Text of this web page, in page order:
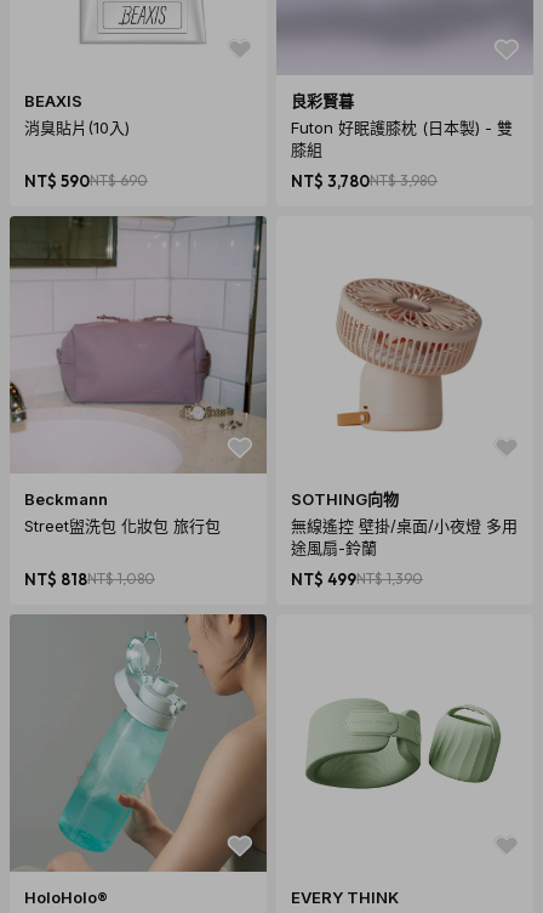
BEAXIS
消臭貼片(10入)
NT$ 590NT$ 690
良彩賢暮
Futon 好眠護膝枕 (日本製) - 雙
膝組
NT$ 3,780NT$ 3,980
Beckmann
Street盥洗包 化妝包 旅行包
NT$ 818NT$ 1,080
SOTHING向物
無線遙控 壁掛/桌面/小夜燈 多用
途風扇-鈴蘭
NT$ 499NT$ 1,390
HoloHolo®
EVERY THINK